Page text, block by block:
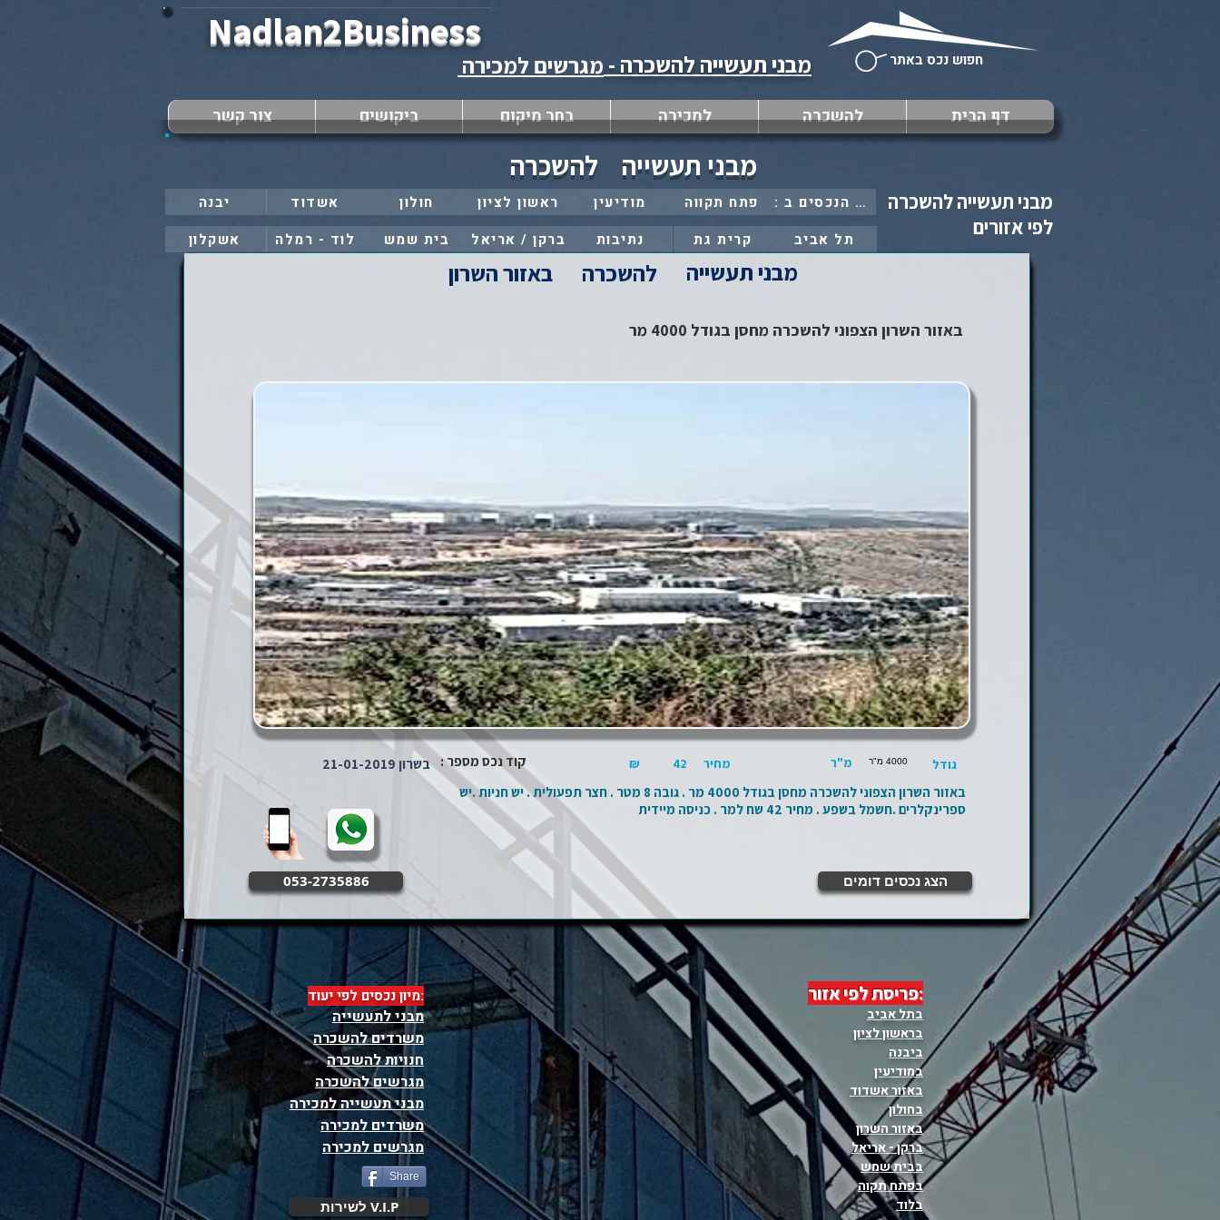
חפוש נכס באתר
Nadlan2Business
מגרשים למכירה מבני תעשייה להשכרה -
דף הבית להשכרה למכירה בחר מיקום ביקושים צור קשר
מבני תעשייה להשכרה
מבני תעשייה להשכרה
לפי אזורים
: כל הנכסים ב
פתח תקווה
קרית גת
תל אביב
מודיעין ראשון לציון חולון אשדוד
יבנה
נתיבות
ברקן / אריאל בית שמש לוד - רמלה אשקלון
מבני תעשייה להשכרה באזור השרון
באזור השרון הצפוני להשכרה מחסן בגודל 4000 מר
4000 מ"ר גודל מ"ר מחיר 42
₪ קוד נכס מספר : בשרון 21-01-2019
באזור השרון הצפוני להשכרה מחסן בגודל 4000 מר . גובה 8 מטר . חצר תפעולית . יש חניות .יש
ספרינקלרים .חשמל בשפע . מחיר 42 שח למר . כניסה מיידית
הצג נכסים דומים 053-2735886
:פריסת לפי אזור
בתל אביב
בראשון לציון
ביבנה
במודיעין
באזור אשדוד
בחולון
באזור השרון
ברקן - אריאל
בבית שמש
בפתח תקוה
בלוד
:מיון נכסים לפי יעוד
מבני לתעשייה
משרדים להשכרה
חנויות להשכרה
מגרשים להשכרה
מבני תעשייה למכירה
משרדים למכירה
מגרשים למכירה
Share
V.I.P לשירות